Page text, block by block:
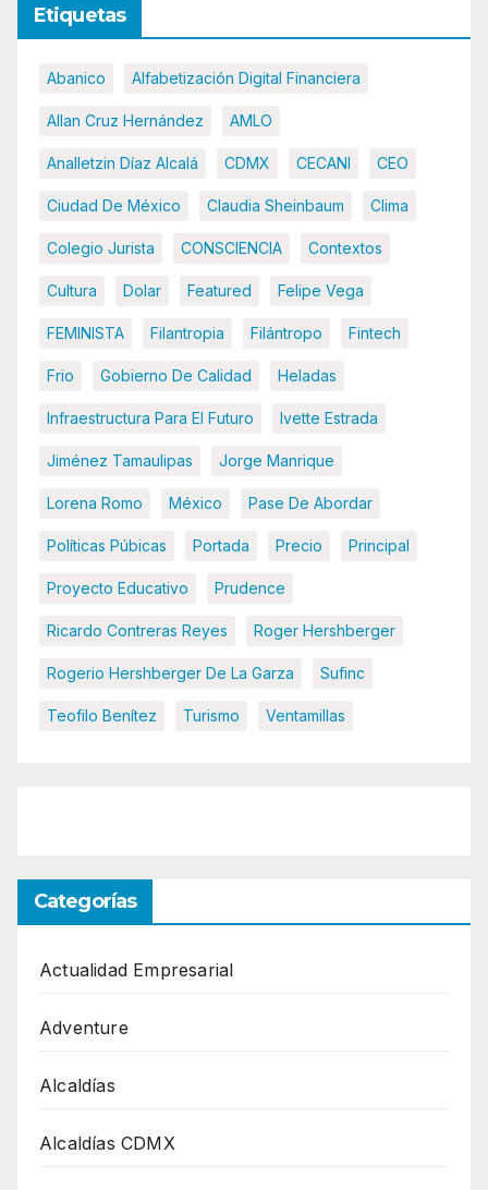
Etiquetas
Abanico Alfabetización Digital Financiera
Allan Cruz Hernández AMLO
Analletzin Díaz Alcalá CDMX CECANI CEO
Ciudad De México Claudia Sheinbaum Clima
Colegio Jurista CONSCIENCIA Contextos
Cultura Dolar Featured Felipe Vega
FEMINISTA Filantropia Filántropo Fintech
Frio Gobierno De Calidad Heladas
Infraestructura Para El Futuro Ivette Estrada
Jiménez Tamaulipas Jorge Manrique
Lorena Romo México Pase De Abordar
Políticas Púbicas Portada Precio Principal
Proyecto Educativo Prudence
Ricardo Contreras Reyes Roger Hershberger
Rogerio Hershberger De La Garza Sufinc
Teofilo Benítez Turismo Ventamillas
Categorías
Actualidad Empresarial
Adventure
Alcaldías
Alcaldías CDMX